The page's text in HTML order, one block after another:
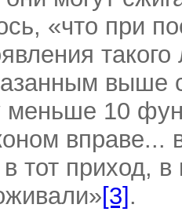
«что при
меньше 10
вправе...
тот приход,
[3] .